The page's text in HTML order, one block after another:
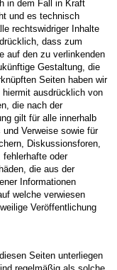
in dem Fall in Kraft
und es technisch
rechtswidriger Inhalte
dass zum
auf den zu verlinkenden
Gestaltung, die
Seiten haben wir
ausdrücklich von
die nach der
gilt für alle innerhalb
Verweise sowie für
Diskussionsforen,
fehlerhafte oder
die aus der
Informationen
welche verwiesen
Veröffentlichung
Seiten unterliegen